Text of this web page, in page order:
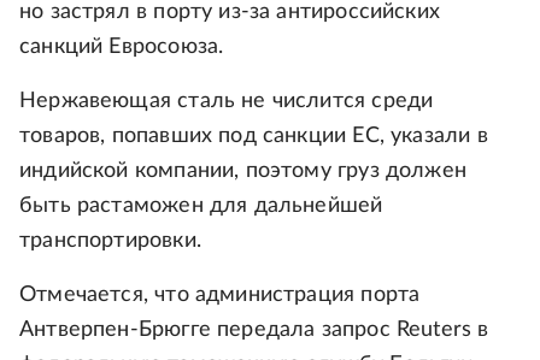
но застрял в порту из-за антироссийских
санкций Евросоюза.
Нержавеющая сталь не числится среди
товаров, попавших под санкции ЕС, указали в
индийской компании, поэтому груз должен
быть растаможен для дальнейшей
транспортировки.
Отмечается, что администрация порта
Антверпен-Брюгге передала запрос Reuters в